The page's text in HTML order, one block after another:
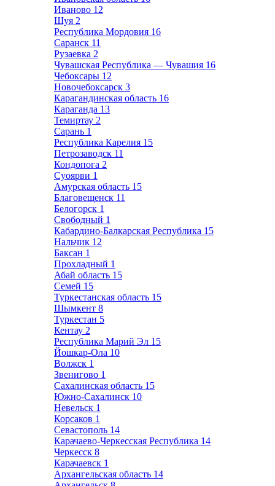
Иваново 12
Шуя 2
Республика Мордовия 16
Саранск 11
Рузаевка 2
Чувашская Республика — Чувашия 16
Чебоксары 12
Новочебоксарск 3
Карагандинская область 16
Караганда 13
Темиртау 2
Сарань 1
Республика Карелия 15
Петрозаводск 11
Кондопога 2
Суоярви 1
Амурская область 15
Благовещенск 11
Белогорск 1
Свободный 1
Кабардино-Балкарская Республика 15
Нальчик 12
Баксан 1
Прохладный 1
Абай область 15
Семей 15
Туркестанская область 15
Шымкент 8
Туркестан 5
Кентау 2
Республика Марий Эл 15
Йошкар-Ола 10
Волжск 1
Звенигово 1
Сахалинская область 15
Южно-Сахалинск 10
Невельск 1
Корсаков 1
Севастополь 14
Карачаево-Черкесская Республика 14
Черкесск 8
Карачаевск 1
Архангельская область 14